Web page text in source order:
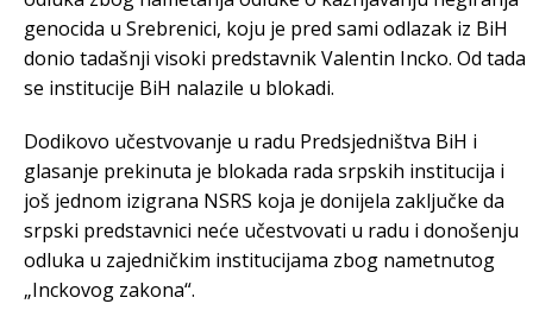
genocida u Srebrenici, koju je pred sami odlazak iz BiH
donio tadašnji visoki predstavnik Valentin Incko. Od tada
se institucije BiH nalazile u blokadi.
Dodikovo učestvovanje u radu Predsjedništva BiH i
glasanje prekinuta je blokada rada srpskih institucija i
još jednom izigrana NSRS koja je donijela zaključke da
srpski predstavnici neće učestvovati u radu i donošenju
odluka u zajedničkim institucijama zbog nametnutog
„Inckovog zakona“.